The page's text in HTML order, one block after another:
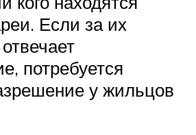
Если за их
потребуется
у жильцов